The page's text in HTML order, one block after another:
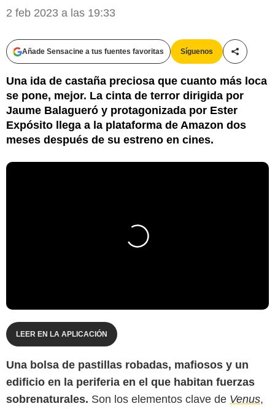
2 feb 2023 a las 19:33
Añade Sensacine a tus fuentes favoritas Síguenos
Una ida de castaña preciosa que cuanto más loca
se pone, mejor. La cinta de terror dirigida por
Jaume Balagueró y protagonizada por Ester
Expósito llega a la plataforma de Amazon dos
meses después de su estreno en cines.
LEER EN LA APLICACIÓN
Una bolsa de pastillas robadas, mafiosos y un
edificio en la periferia en el que habitan fuerzas
sobrenaturales. Son los elementos clave de Venus,